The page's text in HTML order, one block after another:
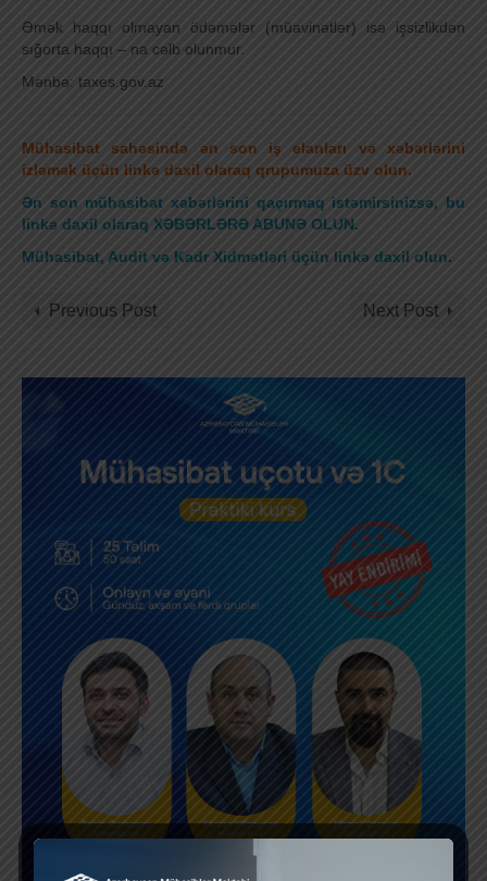
Əmək haqqı olmayan ödəmələr (müavinətlər) isə işsizlikdən
sığorta haqqı – na cəlb olunmur.
Mənbə: taxes.gov.az
Mühasibat sahəsində ən son iş elanları və xəbərlərini
izləmək üçün linkə daxil olaraq qrupumuza üzv olun.
Ən son mühasibat xəbərlərini qaçırmaq istəmirsinizsə, bu
linkə daxil olaraq XƏBƏRLƏRƏ ABUNƏ OLUN.
Mühasibat, Audit və Kadr Xidmətləri üçün linkə daxil olun.
Previous Post Next Post